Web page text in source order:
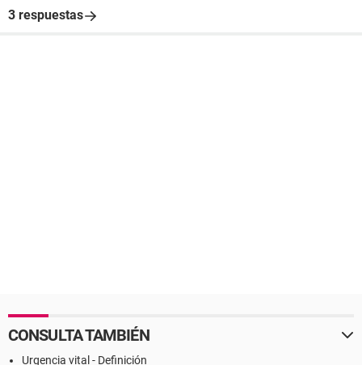
3 respuestas
CONSULTA TAMBIÉN
Urgencia vital - Definición